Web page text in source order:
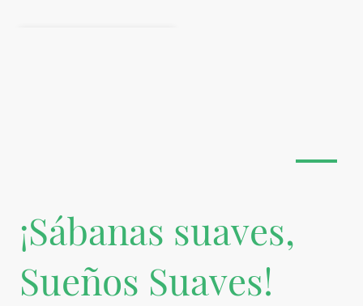
¡Sábanas suaves,
Sueños Suaves!